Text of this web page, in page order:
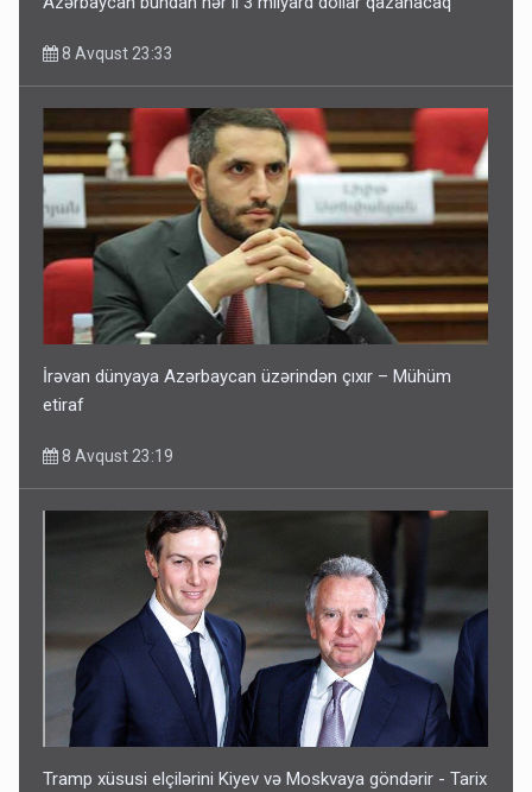
8 Avqust 23:33
İrəvan dünyaya Azərbaycan üzərindən çıxır – Mühüm
etiraf
8 Avqust 23:19
Tramp xüsusi elçilərini Kiyev və Moskvaya göndərir - Tarix